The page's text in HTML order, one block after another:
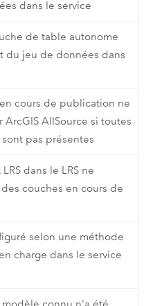
dans le service
de table autonome
du jeu de données dans
cours de publication ne
AllSource si toutes
pas présentes
dans le LRS ne
couches en cours de
selon une méthode
charge dans le service